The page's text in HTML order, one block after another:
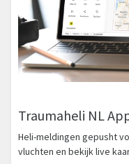
Traumaheli NL
Heli-meldingen gepusht
vluchten en bekijk live